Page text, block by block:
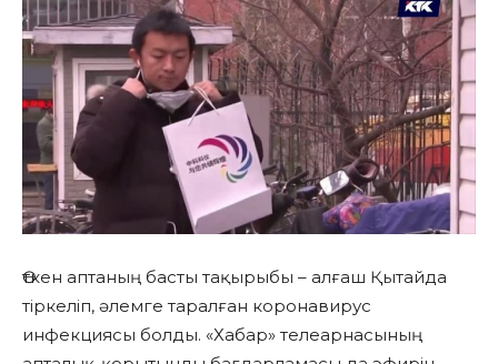
Өткен аптаның басты тақырыбы – алғаш Қытайда
тіркеліп, әлемге таралған коронавирус
инфекциясы болды. «Хабар» телеарнасының